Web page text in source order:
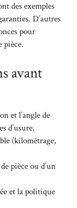
des exemples
D’autres
pour
pièce.
avant
et l’angle de
d’usure.
(kilométrage,
pièce ou d’un
et la politique